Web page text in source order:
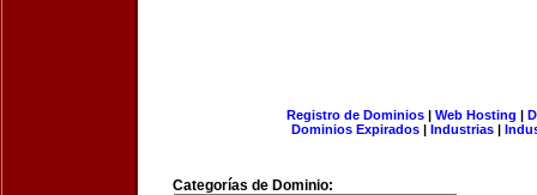
Registro de Dominios| Web Hosting |
Dominios Expirados | Industrias |
Categorías de Dominio: